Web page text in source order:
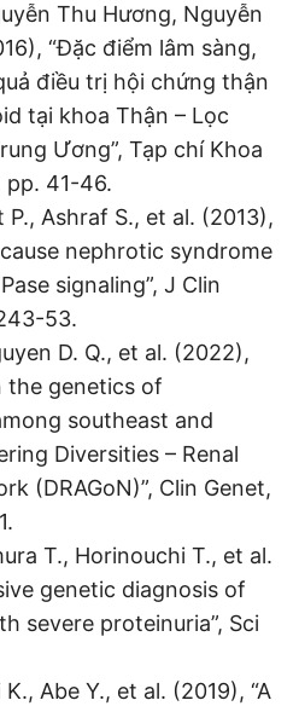
Thu Hương, Nguyễn
“Đặc điểm lâm sàng,
điều trị hội chứng thận
tại khoa Thận – Lọc
Ương”, Tạp chí Khoa
pp. 41-46.
P., Ashraf S., et al. (2013),
nephrotic syndrome
signaling”, J Clin
53.
D. Q., et al. (2022),
the genetics of
southeast and
Diversities – Renal
(DRAGoN)”, Clin Genet,
T., Horinouchi T., et al.
genetic diagnosis of
severe proteinuria”, Sci
Abe Y., et al. (2019), “A